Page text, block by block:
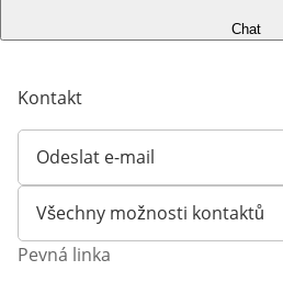
Chat
Kontakt
Odeslat e-mail
Otevírá e-mailového klienta
Všechny možnosti kontaktů
Pevná linka